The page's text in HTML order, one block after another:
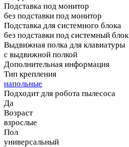
Подставка под монитор
без подставки под монитор
Подставка для системного блока
без подставки под системный блок
Выдвижная полка для клавиатуры
с выдвижной полкой
Дополнительная информация
Тип крепления
напольные
Подходит для робота пылесоса
Да
Возраст
взрослые
Пол
универсальный